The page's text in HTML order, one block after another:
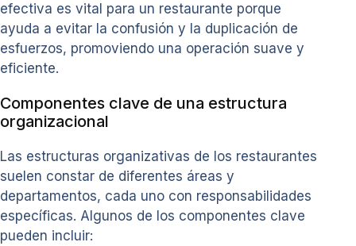
efectiva es vital para un restaurante porque
ayuda a evitar la confusión y la duplicación de
esfuerzos, promoviendo una operación suave y
eficiente.
Componentes clave de una estructura
organizacional
Las estructuras organizativas de los restaurantes
suelen constar de diferentes áreas y
departamentos, cada uno con responsabilidades
específicas. Algunos de los componentes clave
pueden incluir: